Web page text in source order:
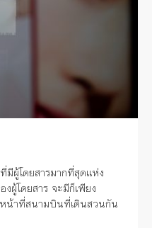
มีผู้โดยสารมากที่สุดแห่ง
ผู้โดยสาร จะมีก็เพียง
น้าที่สนามบินที่เดินสวนกัน